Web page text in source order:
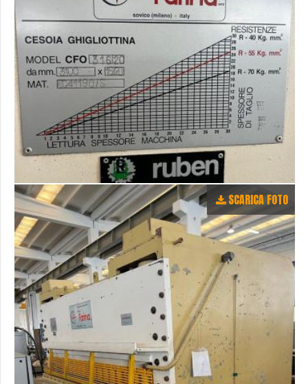
SCARICA FOTO